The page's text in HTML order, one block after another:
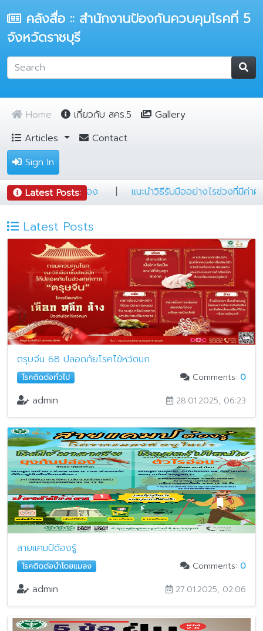
คลังสื่อ :: สำนักงานป้องกันควบคุมโรคที่ 5
จังหวัดราชบุรี
Home เกี่ยวกับ สคร.5
Gallery
Articles
Contact
Sign In
Latest Posts:
รู้ |5 ข้อ ป้องกันฝุ่นฟุ้งทั่วเมือง|แนะนำวิธีรับมืออย่า
Latest Posts
ตรุษจีน 68 ปลอดภัยโรคไข้หวัดนก
โรคติดต่อทั่วไป Comments: 0
admin 28.01.2025, 06:23
สายแคมป์ต้องรู้
โรคติดต่อนำโดยแมลง Comments: 0
admin 27.01.2025, 02:06